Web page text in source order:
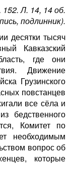
Л. 14, 14 об.
подлинник).
десятки тысяч
Кавказский
где они
Движение
Грузинского
повстанцев
все сёла и
бедственного
Комитет по
необходимым
вопрос об
которые